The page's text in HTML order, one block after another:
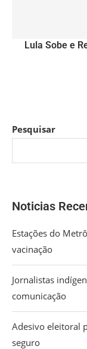
Lula Sobe e
Pesquisar
Noticias
Estações do
vacinação
Jornalistas
comunicação
Adesivo eleitoral
seguro